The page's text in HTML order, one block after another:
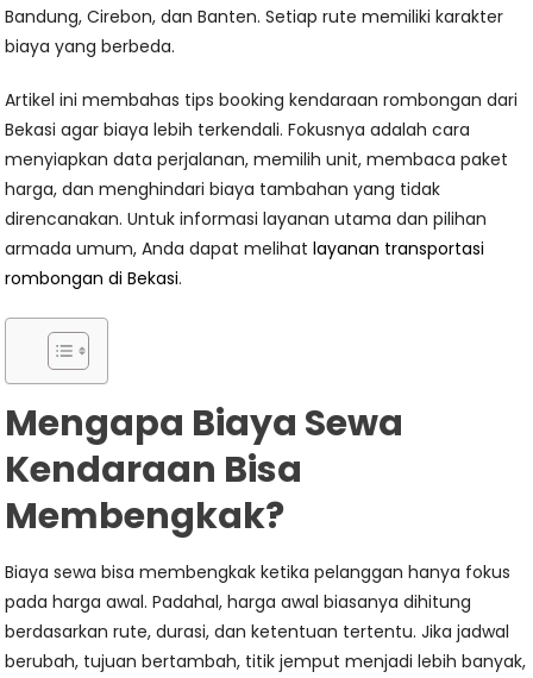
Bandung, Cirebon, dan Banten. Setiap rute memiliki karakter
biaya yang berbeda.
Artikel ini membahas tips booking kendaraan rombongan dari
Bekasi agar biaya lebih terkendali. Fokusnya adalah cara
menyiapkan data perjalanan, memilih unit, membaca paket
harga, dan menghindari biaya tambahan yang tidak
direncanakan. Untuk informasi layanan utama dan pilihan
armada umum, Anda dapat melihatlayanan transportasi
rombongan di Bekasi.
Mengapa Biaya Sewa
Kendaraan Bisa
Membengkak?
Biaya sewa bisa membengkak ketika pelanggan hanya fokus
pada harga awal. Padahal, harga awal biasanya dihitung
berdasarkan rute, durasi, dan ketentuan tertentu. Jika jadwal
berubah, tujuan bertambah, titik jemput menjadi lebih banyak,